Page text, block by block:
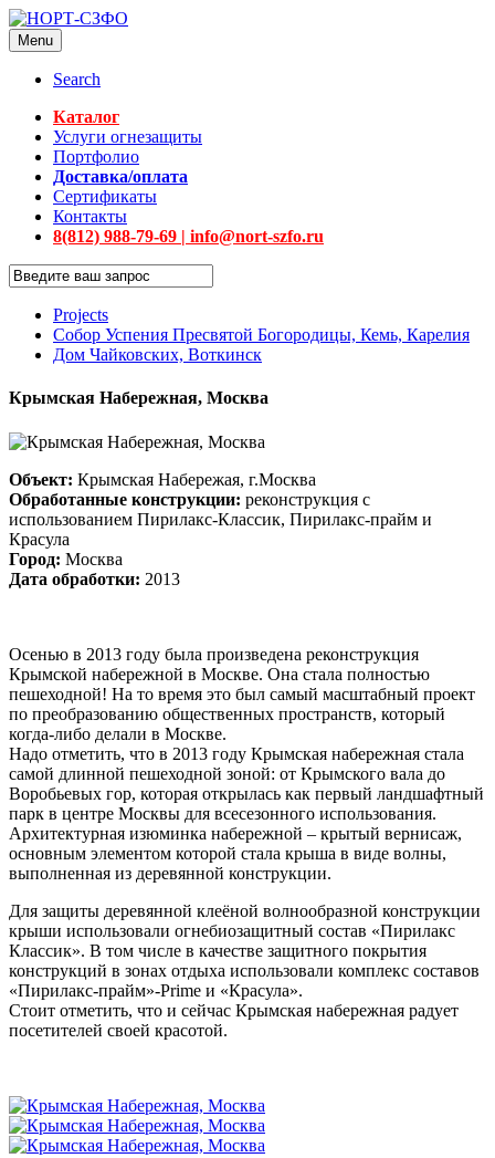
Menu
Search
Каталог
Услуги огнезащиты
Портфолио
Доставка/оплата
Сертификаты
Контакты
8(812) 988-79-69 | info@nort-szfo.ru
Projects
Собор Успения Пресвятой Богородицы, Кемь, Карелия
Дом Чайковских, Воткинск
Крымская Набережная, Москва
Объект: Крымская Набережая, г.Москва
Обработанные конструкции: реконструкция с
использованием Пирилакс-Классик, Пирилакс-прайм и
Красула
Город: Москва
Дата обработки: 2013
Осенью в 2013 году была произведена реконструкция
Крымской набережной в Москве. Она стала полностью
пешеходной! На то время это был самый масштабный проект
по преобразованию общественных пространств, который
когда-либо делали в Москве.
Надо отметить, что в 2013 году Крымская набережная стала
самой длинной пешеходной зоной: от Крымского вала до
Воробьевых гор, которая открылась как первый ландшафтный
парк в центре Москвы для всесезонного использования.
Архитектурная изюминка набережной – крытый вернисаж,
основным элементом которой стала крыша в виде волны,
выполненная из деревянной конструкции.
Для защиты деревянной клеёной волнообразной конструкции
крыши использовали огнебиозащитный состав «Пирилакс
Классик». В том числе в качестве защитного покрытия
конструкций в зонах отдыха использовали комплекс составов
«Пирилакс-прайм»-Prime и «Красула».
Стоит отметить, что и сейчас Крымская набережная радует
посетителей своей красотой.